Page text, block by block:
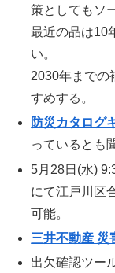
策としてもソ
最近の品は10
い。
2030年までの
すめする。
防災カタログ
っているとも
5月28日(水)
にて江戸川区
可能。
三井不動産 災
出欠確認ツー